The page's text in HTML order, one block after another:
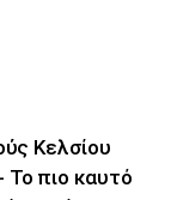
Κελσίου
- Το πιο καυτό